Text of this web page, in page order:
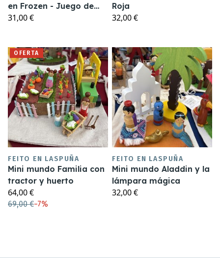
en Frozen - Juego de
madera
31,00 €
Roja
32,00 €
OFERTA
FEITO EN LASPUÑA
Mini mundo Familia con
tractor y huerto
64,00 €
69,00 €−7%
FEITO EN LASPUÑA
Mini mundo Aladdin y la
lámpara mágica
32,00 €